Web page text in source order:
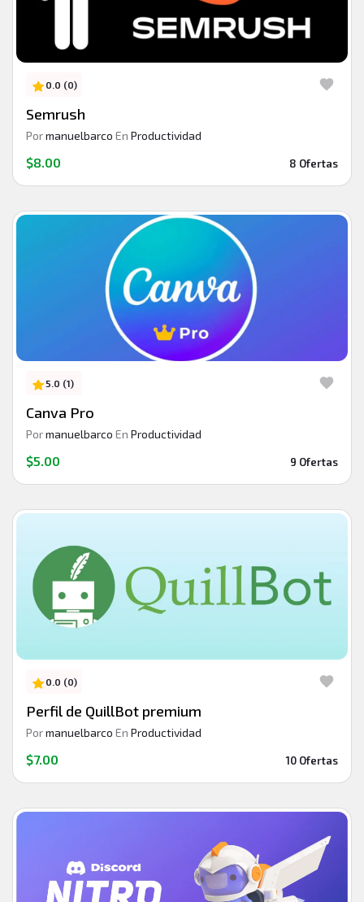
0.0 (0)
Semrush
Pormanuelbarco En Productividad
$8.00 8 Ofertas
5.0 (1)
Canva Pro
Pormanuelbarco En Productividad
$5.00 9 Ofertas
0.0 (0)
Perfil de QuillBot premium
Pormanuelbarco En Productividad
$7.00 10 Ofertas